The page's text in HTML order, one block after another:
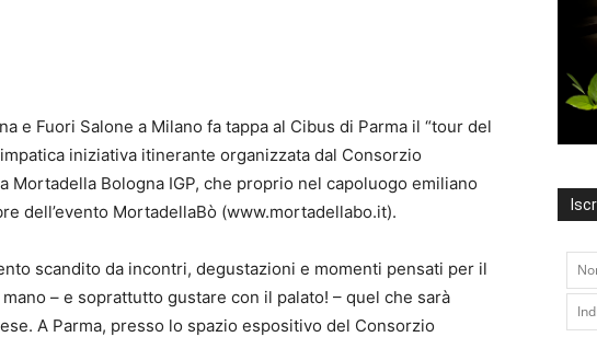
e Fuori Salone a Milano fa tappa al Cibus di Parma il “tour del
iniziativa itinerante organizzata dal Consorzio
Mortadella Bologna IGP, che proprio nel capoluogo emiliano
dell’evento MortadellaBò (www.mortadellabo.it).
scandito da incontri, degustazioni e momenti pensati per il
– e soprattutto gustare con il palato! – quel che sarà
A Parma, presso lo spazio espositivo del Consorzio